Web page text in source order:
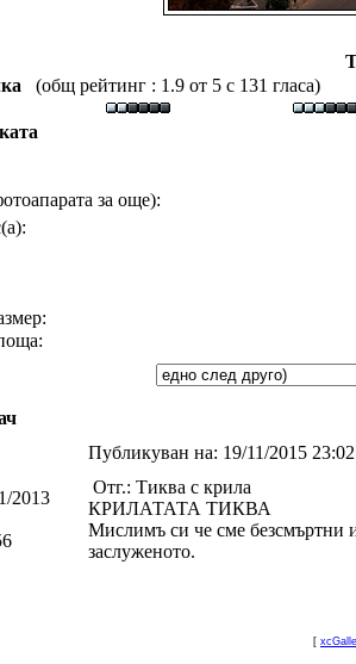
(общ рейтинг : 1.9 от 5 с 131 гласа)
за още):
Публикуван на: 19/11/2015
2013
Отг.: Тиква с крила
КРИЛАТАТА ТИКВА
Мислимъ си че сме безсмъртни
заслуженото.
[